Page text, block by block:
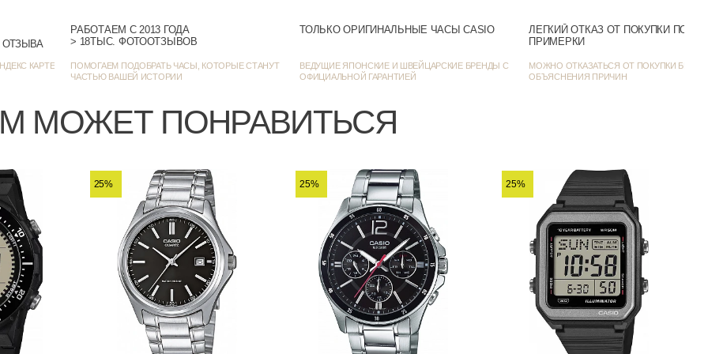
> 1384 ОЦЕНКИ • 1272 ОТЗЫВА
КАРТЕ
РАБОТАЕМ С 2013 ГОДА
> 18ТЫС. ФОТООТЗЫВОВ
ПОМОГАЕМ ПОДОБРАТЬ ЧАСЫ, КОТОРЫЕ СТАНУТ
ЧАСТЬЮ ВАШЕЙ ИСТОРИИ
ТОЛЬКО ОРИГИНАЛЬНЫЕ ЧАСЫ CASIO
ВЕДУЩИЕ ЯПОНСКИЕ И ШВЕЙЦАРСКИЕ БРЕНДЫ С
ОФИЦИАЛЬНОЙ ГАРАНТИЕЙ
ЛЕГКИЙ ОТКАЗ ОТ ПОКУПКИ ПОСЛЕ
ПРИМЕРКИ
МОЖНО ОТКАЗАТЬСЯ ОТ ПОКУПКИ БЕЗ
ОБЪЯСНЕНИЯ ПРИЧИН
МОЖЕТ ПОНРАВИТЬСЯ
25% 25% 25%